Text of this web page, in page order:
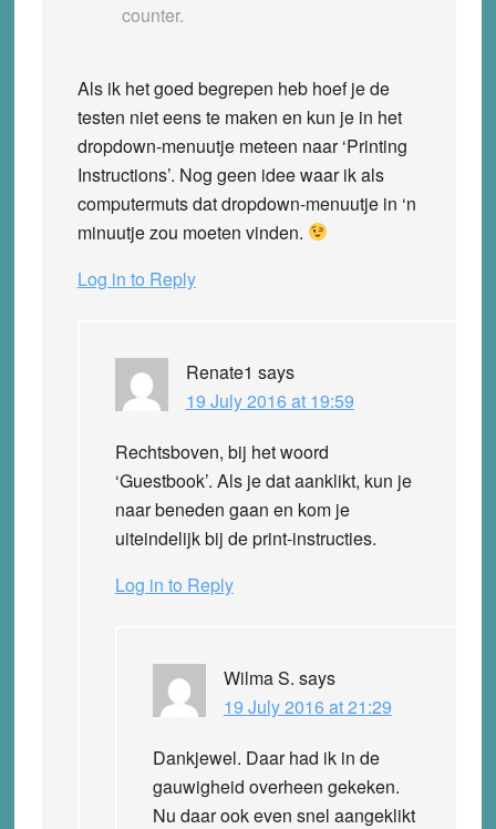
counter.
Als ik het goed begrepen heb hoef je de
testen niet eens te maken en kun je in het
dropdown-menuutje meteen naar ‘Printing
Instructions’. Nog geen idee waar ik als
computermuts dat dropdown-menuutje in ‘n
minuutje zou moeten vinden.
Log in to Reply
Renate1 says
19 July 2016 at 19:59
Rechtsboven, bij het woord
‘Guestbook’. Als je dat aanklikt, kun je
naar beneden gaan en kom je
uiteindelijk bij de print-instructies.
Log in to Reply
Wilma S. says
19 July 2016 at 21:29
Dankjewel. Daar had ik in de
gauwigheid overheen gekeken.
Nu daar ook even snel aangeklikt